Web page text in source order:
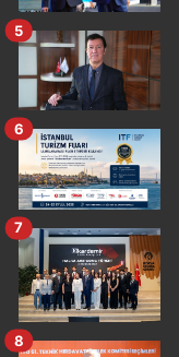
5
6
7
8